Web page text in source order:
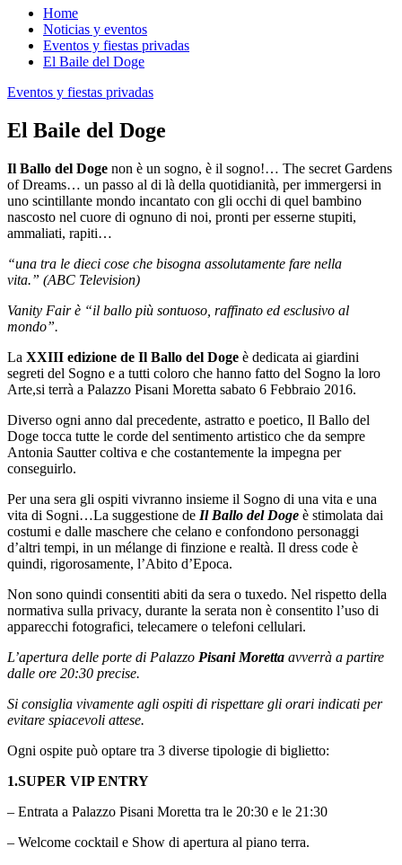
Home
Noticias y eventos
Eventos y fiestas privadas
El Baile del Doge
Eventos y fiestas privadas
El Baile del Doge
Il Ballo del Doge non è un sogno, è il sogno!… The secret Gardens
of Dreams… un passo al di là della quotidianità, per immergersi in
uno scintillante mondo incantato con gli occhi di quel bambino
nascosto nel cuore di ognuno di noi, pronti per esserne stupiti,
ammaliati, rapiti…
“una tra le dieci cose che bisogna assolutamente fare nella
vita.” (ABC Television)
Vanity Fair è “il ballo più sontuoso, raffinato ed esclusivo al
mondo”.
La XXIII edizione de Il Ballo del Doge è dedicata ai giardini
segreti del Sogno e a tutti coloro che hanno fatto del Sogno la loro
Arte,si terrà a Palazzo Pisani Moretta sabato 6 Febbraio 2016.
Diverso ogni anno dal precedente, astratto e poetico, Il Ballo del
Doge tocca tutte le corde del sentimento artistico che da sempre
Antonia Sautter coltiva e che costantemente la impegna per
conseguirlo.
Per una sera gli ospiti vivranno insieme il Sogno di una vita e una
vita di Sogni…La suggestione de Il Ballo del Doge è stimolata dai
costumi e dalle maschere che celano e confondono personaggi
d’altri tempi, in un mélange di finzione e realtà. Il dress code è
quindi, rigorosamente, l’Abito d’Epoca.
Non sono quindi consentiti abiti da sera o tuxedo. Nel rispetto della
normativa sulla privacy, durante la serata non è consentito l’uso di
apparecchi fotografici, telecamere o telefoni cellulari.
L’apertura delle porte di Palazzo Pisani Moretta avverrà a partire
dalle ore 20:30 precise.
Si consiglia vivamente agli ospiti di rispettare gli orari indicati per
evitare spiacevoli attese.
Ogni ospite può optare tra 3 diverse tipologie di biglietto:
1.SUPER VIP ENTRY
– Entrata a Palazzo Pisani Moretta tra le 20:30 e le 21:30
– Welcome cocktail e Show di apertura al piano terra.